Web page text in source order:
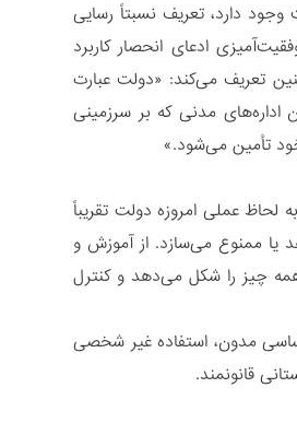
وجود دارد، تعریف نسبتاً رسایی
ادعای انحصار کاربرد
تعریف می‌کند: «دولت عبارت
اداره‌های مدنی که بر سرزمینی
تأمین می‌شود.»
عملی امروزه دولت تقریباً
یا ممنوع می‌سازد. از آموزش و
چیز را شکل می‌دهد و کنترل
مدون، استفاده غیر شخصی
قانونمند.